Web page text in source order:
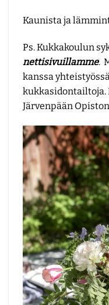
Kaunista ja
Ps. Kukkakoulun
nettisivuillamme.
kanssa
Järvenpään Opiston